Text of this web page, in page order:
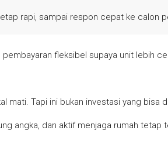
rapi, sampai respon cepat ke calon
fleksibel supaya unit lebih
mati. Tapi ini bukan investasi yang bisa
angka, dan aktif menjaga rumah tetap